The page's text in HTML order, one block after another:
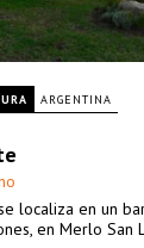
ARGENTINA
localiza en un
en Merlo San